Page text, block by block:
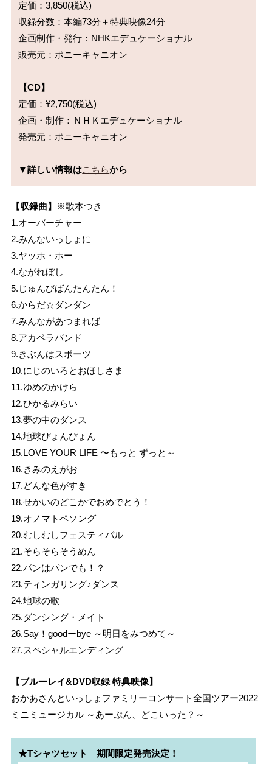
定価：3,850(税込)
収録分数：本編73分＋特典映像24分
企画制作・発行：NHKエデュケーショナル
販売元：ポニーキャニオン
【CD】
定価：¥2,750(税込)
企画・制作：ＮＨＫエデュケーショナル
発売元：ポニーキャニオン
▼詳しい情報はこちらから
【収録曲】
※歌本つき
1.オーバーチャー
2.みんないっしょに
3.ヤッホ・ホー
4.ながれぼし
5.じゅんびばんたんたん！
6.からだ☆ダンダン
7.みんながあつまれば
8.アカペラバンド
9.きぶんはスポーツ
10.にじのいろとおほしさま
11.ゆめのかけら
12.ひかるみらい
13.夢の中のダンス
14.地球ぴょんぴょん
15.LOVE YOUR LIFE 〜もっと ずっと～
16.きみのえがお
17.どんな色がすき
18.せかいのどこかでおめでとう！
19.オノマトペソング
20.むしむしフェスティバル
21.そらそらそうめん
22.パンはパンでも！？
23.ティンガリング♪ダンス
24.地球の歌
25.ダンシング・メイト
26.Say！goodーbye ～明日をみつめて～
27.スペシャルエンディング
【ブルーレイ&DVD収録 特典映像】
おかあさんといっしょファミリーコンサート全国ツアー2022
ミニミュージカル ～あーぷん、どこいった？～
★Tシャツセット　期間限定発売決定！